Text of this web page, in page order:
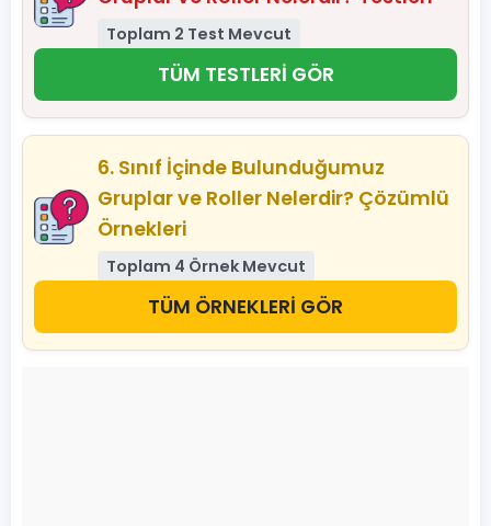
Toplam 2 Test Mevcut
TÜM TESTLERİ GÖR
6. Sınıf İçinde Bulunduğumuz
Gruplar ve Roller Nelerdir? Çözümlü
Örnekleri
Toplam 4 Örnek Mevcut
TÜM ÖRNEKLERİ GÖR